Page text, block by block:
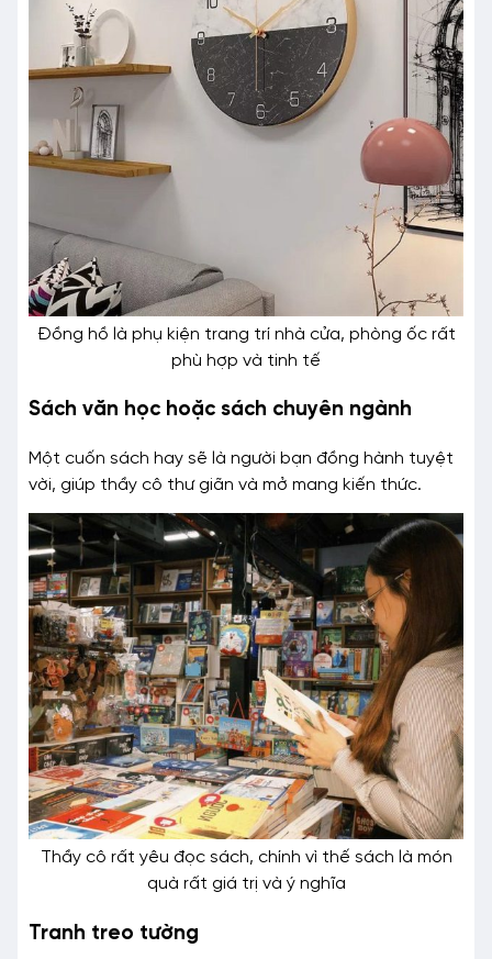
Đồng hồ là phụ kiện trang trí nhà cửa, phòng ốc rất
phù hợp và tinh tế
Sách văn học hoặc sách chuyên ngành
Một cuốn sách hay sẽ là người bạn đồng hành tuyệt
vời, giúp thầy cô thư giãn và mở mang kiến thức.
Thầy cô rất yêu đọc sách, chính vì thế sách là món
quà rất giá trị và ý nghĩa
Tranh treo tường